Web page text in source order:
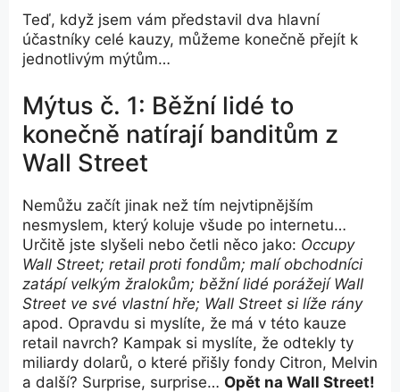
Teď, když jsem vám představil dva hlavní
účastníky celé kauzy, můžeme konečně přejít k
jednotlivým mýtům…
Mýtus č. 1: Běžní lidé to
konečně natírají banditům z
Wall Street
Nemůžu začít jinak než tím nejvtipnějším
nesmyslem, který koluje všude po internetu…
Určitě jste slyšeli nebo četli něco jako: Occupy
Wall Street; retail proti fondům; malí obchodníci
zatápí velkým žralokům; běžní lidé porážejí Wall
Street ve své vlastní hře; Wall Street si líže rány
apod. Opravdu si myslíte, že má v této kauze
retail navrch? Kampak si myslíte, že odtekly ty
miliardy dolarů, o které přišly fondy Citron, Melvin
a další? Surprise, surprise… Opět na Wall Street!